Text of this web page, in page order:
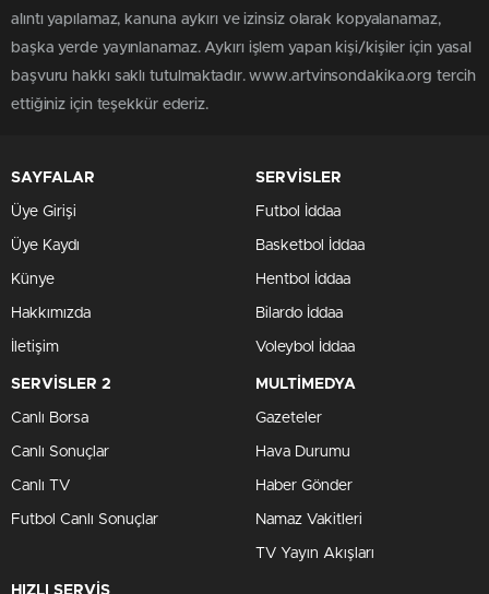
alıntı yapılamaz, kanuna aykırı ve izinsiz olarak kopyalanamaz,
başka yerde yayınlanamaz. Aykırı işlem yapan kişi/kişiler için yasal
başvuru hakkı saklı tutulmaktadır. www.artvinsondakika.org tercih
ettiğiniz için teşekkür ederiz.
SAYFALAR
Üye Girişi
Üye Kaydı
Künye
Hakkımızda
İletişim
SERVİSLER
Futbol İddaa
Basketbol İddaa
Hentbol İddaa
Bilardo İddaa
Voleybol İddaa
SERVİSLER 2
Canlı Borsa
Canlı Sonuçlar
Canlı TV
Futbol Canlı Sonuçlar
MULTİMEDYA
Gazeteler
Hava Durumu
Haber Gönder
Namaz Vakitleri
TV Yayın Akışları
HIZLI SERVİS